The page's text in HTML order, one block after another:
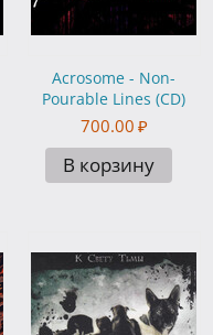
Acrosome - Non-
Pourable Lines (CD)
700.00 ₽
В корзину